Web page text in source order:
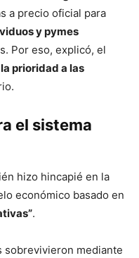
a precio oficial para
y pymes
Por eso, explicó, el
prioridad a las
el sistema
hizo hincapié en la
económico basado en
.
sobrevivieron mediante